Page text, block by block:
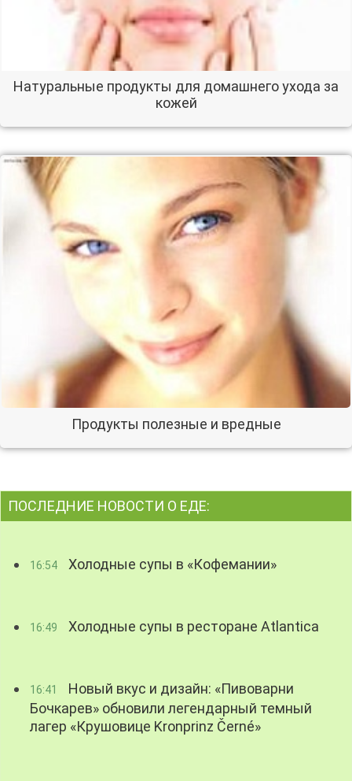
Натуральные продукты для домашнего ухода за
кожей
Продукты полезные и вредные
ПОСЛЕДНИЕ НОВОСТИ О ЕДЕ:
16:54 Холодные супы в «Кофемании»
16:49 Холодные супы в ресторане Atlantica
16:41
Новый вкус и дизайн: «Пивоварни
Бочкарев» обновили легендарный темный
лагер «Крушовице Kronprinz Černé»